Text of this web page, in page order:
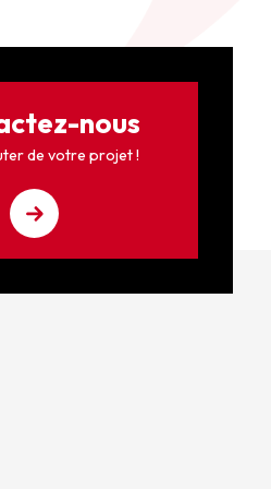
nous
de votre projet !